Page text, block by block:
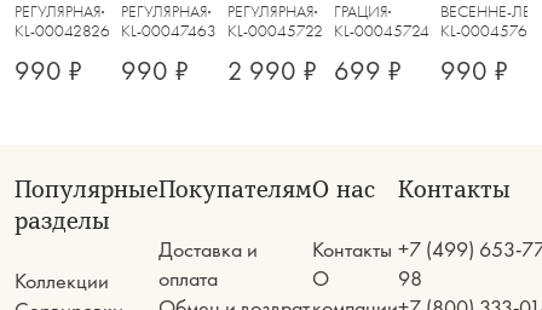
РЕГУЛЯРНАЯ
KL-00042826
990 ₽
РЕГУЛЯРНАЯ
KL-00047463
990 ₽
РЕГУЛЯРНАЯ
KL-00045722
2 990 ₽
ГРАЦИЯ
KL-00045724
699 ₽
ВЕСЕННЕ-
KL-00045762
990 ₽
Популярные
разделы
Коллекции
Покупателям
Доставка и
оплата
О нас
Контакты
О
Контакты
+7 (499) 653-
98